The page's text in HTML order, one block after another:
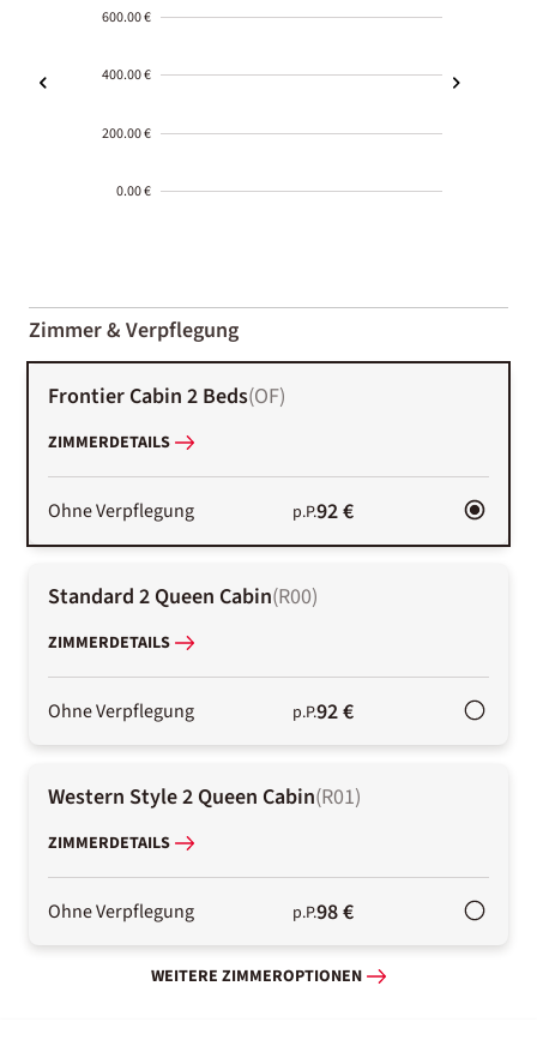
600.00 €
400.00 €
200.00 €
0.00 €
01-02
Zimmer & Verpflegung
Frontier Cabin 2 Beds(OF)
ZIMMERDETAILS
Ohne Verpflegung p.P.92 €
Standard 2 Queen Cabin(R00)
ZIMMERDETAILS
Ohne Verpflegung p.P.92 €
Western Style 2 Queen Cabin(R01)
ZIMMERDETAILS
Ohne Verpflegung p.P.98 €
WEITERE ZIMMEROPTIONEN